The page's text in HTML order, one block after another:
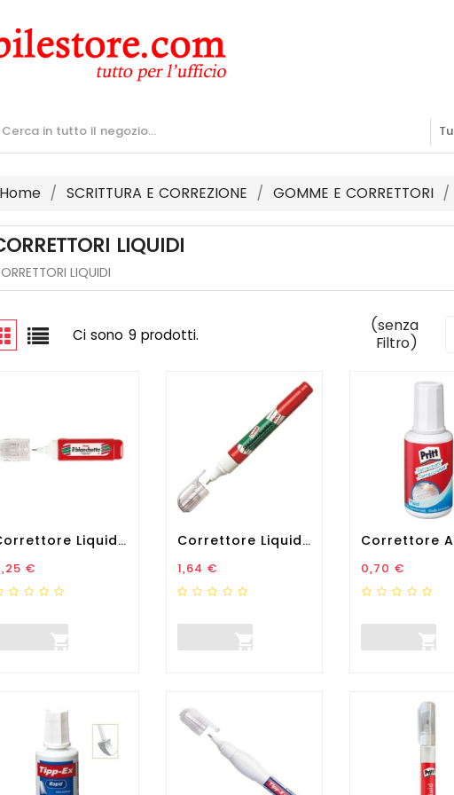
SCRITTURA E CORREZIONE GOMME E CORRETTORI
LIQUIDI
LIQUIDI
Ci sono 9 prodotti.
(senza
Filtro)
Correttore Liquido Il...
€

Correttore Liquido Il...
Prezzo
1,64 €

Prezzo
0,70 €
